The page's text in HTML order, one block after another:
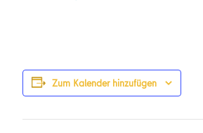
Zum Kalender hinzufügen